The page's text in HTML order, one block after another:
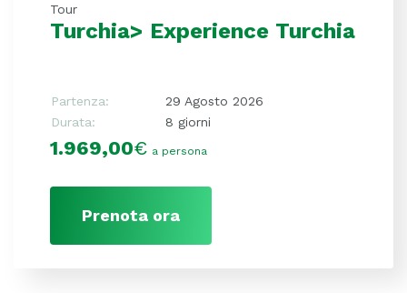
Tour
Turchia> Experience Turchia
Partenza:
29 Agosto 2026
Durata:
8 giorni
1.969,00€ a persona
Prenota ora